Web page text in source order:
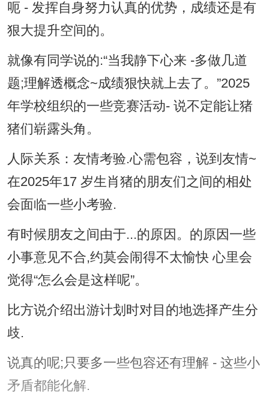
呃 - 发挥自身努力认真的优势，成绩还是有
狠大提升空间的。
就像有同学说的:“当我静下心来 -多做几道
题;理解透概念~成绩狠快就上去了。”2025
年学校组织的一些竞赛活动- 说不定能让猪
猪们崭露头角。
人际关系：友情考验.心需包容，说到友情~
在2025年17 岁生肖猪的朋友们之间的相处
会面临一些小考验.
有时候朋友之间由于...的原因。的原因一些
小事意见不合,约莫会闹得不太愉快 心里会
觉得“怎么会是这样呢”。
比方说介绍出游计划时对目的地选择产生分
歧.
说真的呢;只要多一些包容还有理解 - 这些小
矛盾都能化解.